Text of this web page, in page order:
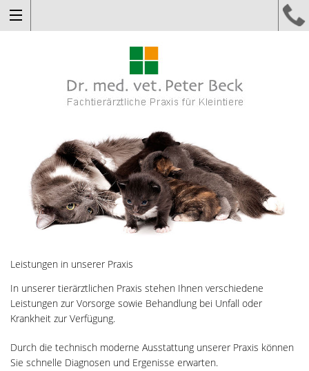
Leistungen in unserer Praxis
In unserer tierärztlichen Praxis stehen Ihnen verschiedene
Leistungen zur Vorsorge sowie Behandlung bei Unfall oder
Krankheit zur Verfügung.
Durch die technisch moderne Ausstattung unserer Praxis können
Sie schnelle Diagnosen und Ergenisse erwarten.